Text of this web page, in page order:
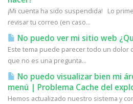
¡Mi cuenta ha sido suspendida! Lo
revisar tu correo (en caso...
No puedo ver mi sitio web
Este tema puede parecer todo un dolor
que no es una pregunta...
No puedo visualizar bien mi
menú | Problema Cache del
Hemos actualizado nuestro sistema y